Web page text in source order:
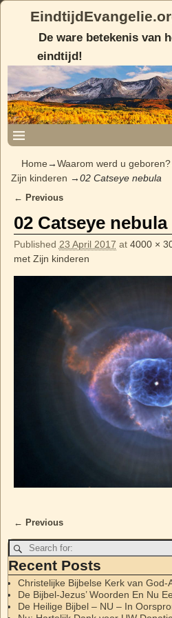
De ware betekenis van
eindtijd!
Home→Waarom werd u geboren?
Zijn kinderen →02 Catseye nebula
← Previous
02 Catseye nebula
Published 23 April 2017 at 4000 ×
met Zijn kinderen
← Previous
Recent Posts
Christelijke Bijbelse Kerk van God-
De Bijbel-Jezus’ Woorden En Nu
De Heilige Bijbel – NU – In